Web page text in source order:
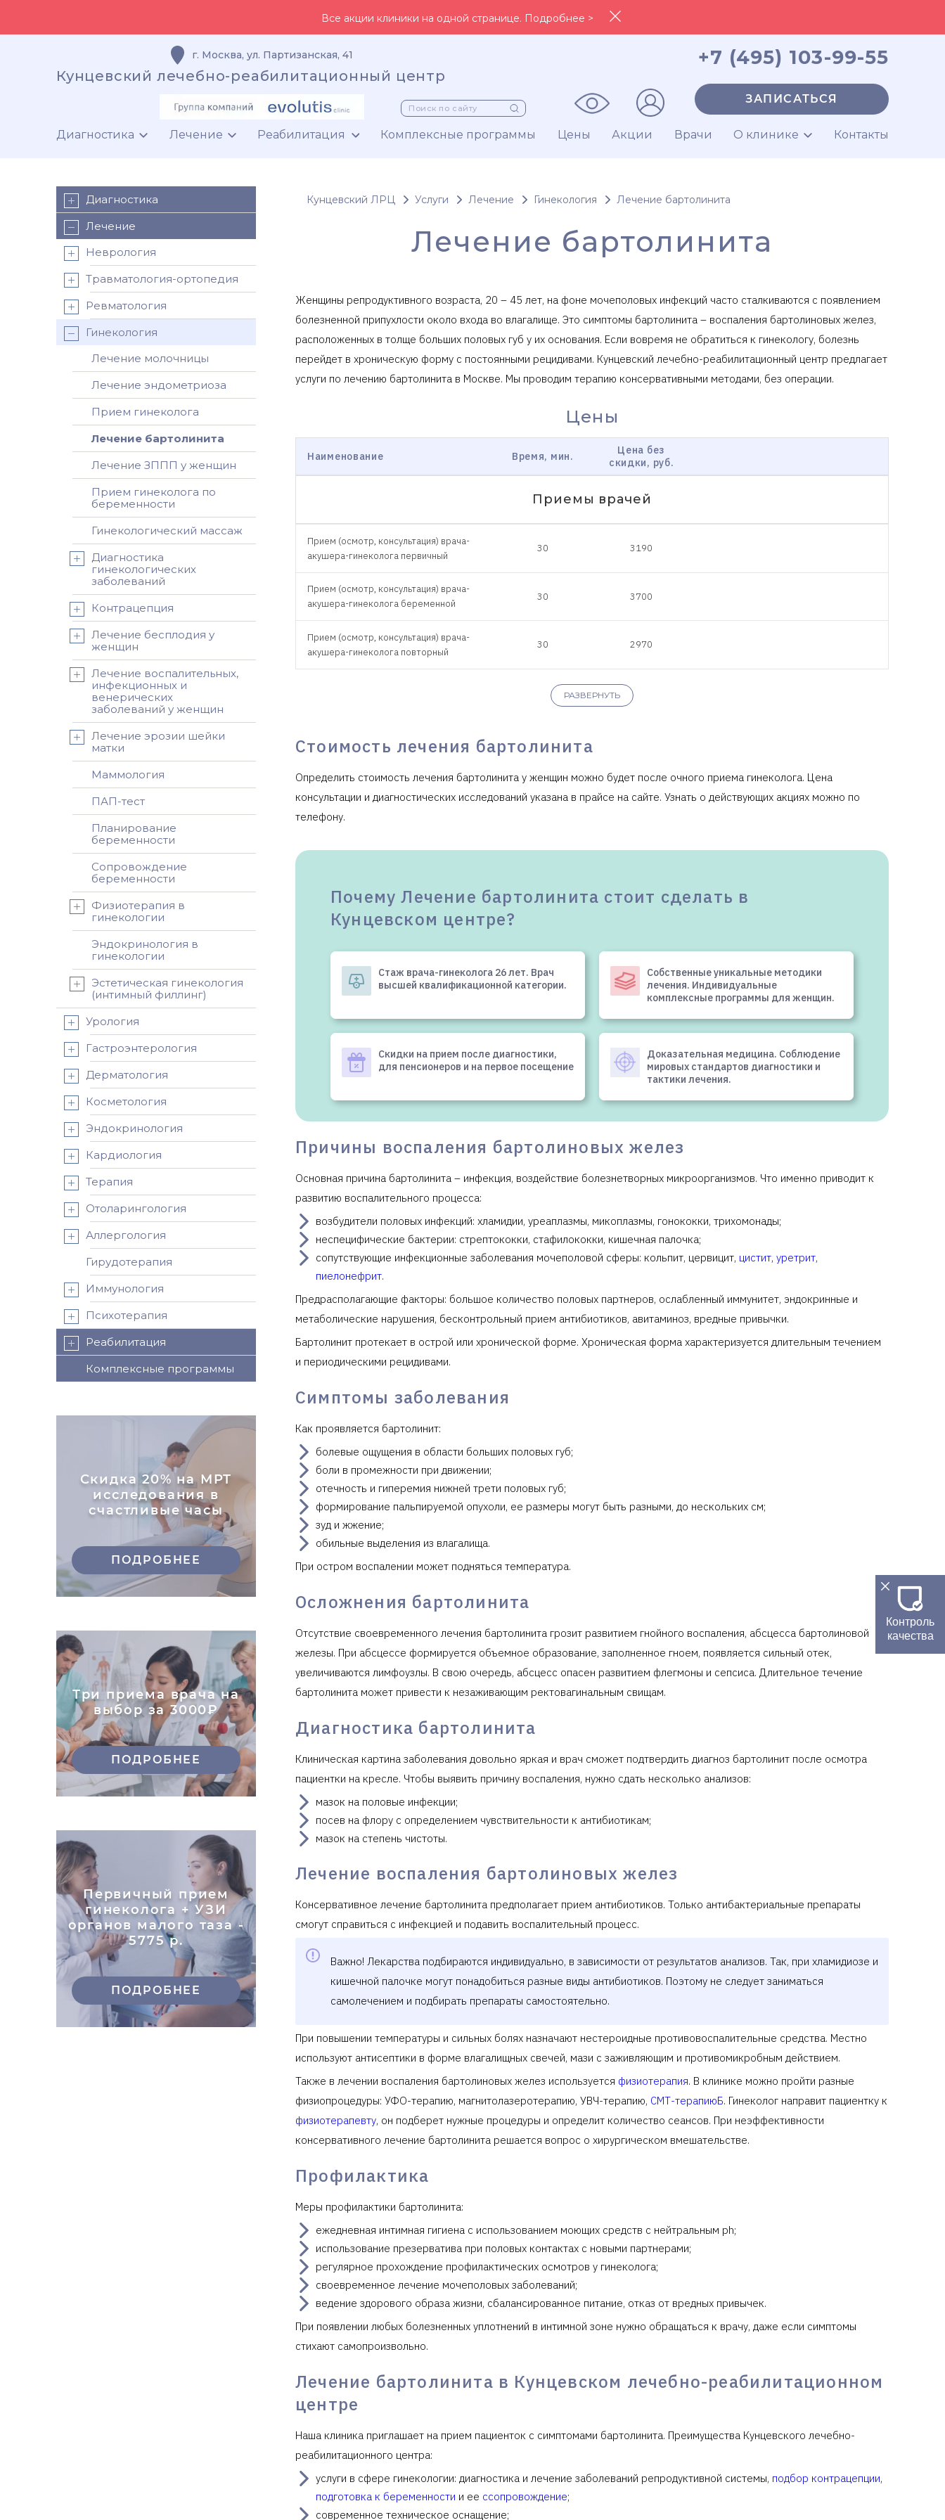
Все акции клиники на одной странице. Подробнее >
г. Москва, ул. Партизанская, 41
Кунцевский лечебно-реабилитационный центр
+7 (495) 103-99-55
ЗАПИСАТЬСЯ
Диагностика Лечение Реабилитация Комплексные программы Цены Акции Врачи О клинике Контакты
Диагностика
Лечение
Неврология
Травматология-ортопедия
Ревматология
Гинекология
Лечение молочницы
Лечение эндометриоза
Прием гинеколога
Лечение бартолинита
Лечение ЗППП у женщин
Прием гинеколога по
беременности
Гинекологический массаж
Диагностика
гинекологических
заболеваний
Контрацепция
Лечение бесплодия у
женщин
Лечение воспалительных,
инфекционных и
венерических
заболеваний у женщин
Лечение эрозии шейки
матки
Маммология
ПАП-тест
Планирование
беременности
Сопровождение
беременности
Физиотерапия в
гинекологии
Эндокринология в
гинекологии
Эстетическая гинекология
(интимный филлинг)
Урология
Гастроэнтерология
Дерматология
Косметология
Эндокринология
Кардиология
Терапия
Отоларингология
Аллергология
Гирудотерапия
Иммунология
Психотерапия
Реабилитация
Комплексные программы
Скидка 20% на МРТ
исследования в
счастливые часы
ПОДРОБНЕЕ
Три приема врача на
выбор за 3000₽
ПОДРОБНЕЕ
Первичный прием
гинеколога + УЗИ
органов малого таза -
5775 р.
ПОДРОБНЕЕ
Кунцевский ЛРЦ Услуги Лечение Гинекология Лечение бартолинита
Лечение бартолинита
Женщины репродуктивного возраста, 20 – 45 лет, на фоне мочеполовых инфекций часто сталкиваются с появлением
болезненной припухлости около входа во влагалище. Это симптомы бартолинита – воспаления бартолиновых желез,
расположенных в толще больших половых губ у их основания. Если вовремя не обратиться к гинекологу, болезнь
перейдет в хроническую форму с постоянными рецидивами. Кунцевский лечебно-реабилитационный центр предлагает
услуги по лечению бартолинита в Москве. Мы проводим терапию консервативными методами, без операции.
Цены
Наименование Время, мин.
Цена без
скидки, руб.
Приемы врачей
Прием (осмотр, консультация) врача-
акушера-гинеколога первичный
30 3190
Прием (осмотр, консультация) врача-
акушера-гинеколога беременной
30 3700
Прием (осмотр, консультация) врача-
акушера-гинеколога повторный
30 2970
Клиника предоставляет справку для
РАЗВЕРНУТЬ
Стоимость лечения бартолинита
Определить стоимость лечения бартолинита у женщин можно будет после очного приема гинеколога. Цена
консультации и диагностических исследований указана в прайсе на сайте. Узнать о действующих акциях можно по
телефону.
Почему Лечение бартолинита стоит сделать в
Кунцевском центре?
Стаж врача-гинеколога 26 лет. Врач
высшей квалификационной категории.
Собственные уникальные методики
лечения. Индивидуальные
комплексные программы для женщин.
Скидки на прием после диагностики,
для пенсионеров и на первое посещение
Доказательная медицина. Соблюдение
мировых стандартов диагностики и
тактики лечения.
Причины воспаления бартолиновых желез
Основная причина бартолинита – инфекция, воздействие болезнетворных микроорганизмов. Что именно приводит к
развитию воспалительного процесса:
возбудители половых инфекций: хламидии, уреаплазмы, микоплазмы, гонококки, трихомонады;
неспецифические бактерии: стрептококки, стафилококки, кишечная палочка;
сопутствующие инфекционные заболевания мочеполовой сферы: кольпит, цервицит, цистит, уретрит,
пиелонефрит.
Предрасполагающие факторы: большое количество половых партнеров, ослабленный иммунитет, эндокринные и
метаболические нарушения, бесконтрольный прием антибиотиков, авитаминоз, вредные привычки.
Бартолинит протекает в острой или хронической форме. Хроническая форма характеризуется длительным течением
и периодическими рецидивами.
Симптомы заболевания
Как проявляется бартолинит:
болевые ощущения в области больших половых губ;
боли в промежности при движении;
отечность и гиперемия нижней трети половых губ;
формирование пальпируемой опухоли, ее размеры могут быть разными, до нескольких см;
зуд и жжение;
обильные выделения из влагалища.
При остром воспалении может подняться температура.
Осложнения бартолинита
Отсутствие своевременного лечения бартолинита грозит развитием гнойного воспаления, абсцесса бартолиновой
железы. При абсцессе формируется объемное образование, заполненное гноем, появляется сильный отек,
увеличиваются лимфоузлы. В свою очередь, абсцесс опасен развитием флегмоны и сепсиса. Длительное течение
бартолинита может привести к незаживающим ректовагинальным свищам.
Диагностика бартолинита
Клиническая картина заболевания довольно яркая и врач сможет подтвердить диагноз бартолинит после осмотра
пациентки на кресле. Чтобы выявить причину воспаления, нужно сдать несколько анализов:
мазок на половые инфекции;
посев на флору с определением чувствительности к антибиотикам;
мазок на степень чистоты.
Лечение воспаления бартолиновых желез
Консервативное лечение бартолинита предполагает прием антибиотиков. Только антибактериальные препараты
смогут справиться с инфекцией и подавить воспалительный процесс.
Важно! Лекарства подбираются индивидуально, в зависимости от результатов анализов. Так, при хламидиозе и
кишечной палочке могут понадобиться разные виды антибиотиков. Поэтому не следует заниматься
самолечением и подбирать препараты самостоятельно.
При повышении температуры и сильных болях назначают нестероидные противовоспалительные средства. Местно
используют антисептики в форме влагалищных свечей, мази с заживляющим и противомикробным действием.
Также в лечении воспаления бартолиновых желез используется физиотерапия. В клинике можно пройти разные
физиопроцедуры: УФО-терапию, магнитолазеротерапию, УВЧ-терапию, СМТ-терапиюБ. Гинеколог направит пациентку к
физиотерапевту, он подберет нужные процедуры и определит количество сеансов. При неэффективности
консервативного лечение бартолинита решается вопрос о хирургическом вмешательстве.
Профилактика
Меры профилактики бартолинита:
ежедневная интимная гигиена с использованием моющих средств с нейтральным ph;
использование презерватива при половых контактах с новыми партнерами;
регулярное прохождение профилактических осмотров у гинеколога;
своевременное лечение мочеполовых заболеваний;
ведение здорового образа жизни, сбалансированное питание, отказ от вредных привычек.
При появлении любых болезненных уплотнений в интимной зоне нужно обращаться к врачу, даже если симптомы
стихают самопроизвольно.
Лечение бартолинита в Кунцевском лечебно-реабилитационном
центре
Наша клиника приглашает на прием пациенток с симптомами бартолинита. Преимущества Кунцевского лечебно-
реабилитационного центра:
услуги в сфере гинекологии: диагностика и лечение заболеваний репродуктивной системы, подбор контрацепции,
подготовка к беременности и ее cсопровождение;
современное техническое оснащение;
Контроль
качества